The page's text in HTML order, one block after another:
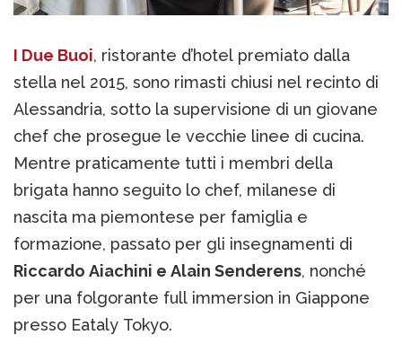
I Due Buoi, ristorante d’hotel premiato dalla
stella nel 2015, sono rimasti chiusi nel recinto di
Alessandria, sotto la supervisione di un giovane
chef che prosegue le vecchie linee di cucina.
Mentre praticamente tutti i membri della
brigata hanno seguito lo chef, milanese di
nascita ma piemontese per famiglia e
formazione, passato per gli insegnamenti di
Riccardo Aiachini e Alain Senderens, nonché
per una folgorante full immersion in Giappone
presso Eataly Tokyo.